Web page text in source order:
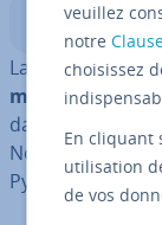
Sommaire
La loop for en
manière
da­men­tal de la
Nous montrons
Python et
veuillez
notre
choisissez
En
utilisation
de vos